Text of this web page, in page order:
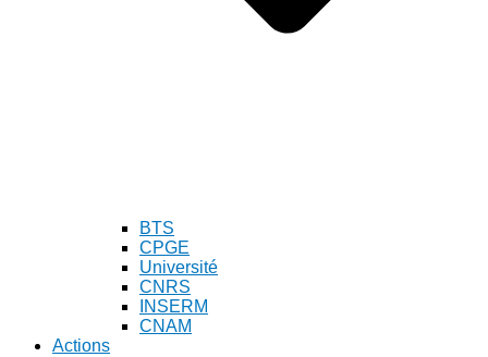
BTS
CPGE
Université
CNRS
INSERM
CNAM
Actions